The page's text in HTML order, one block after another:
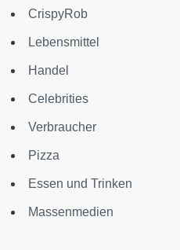
CrispyRob
Lebensmittel
Handel
Celebrities
Verbraucher
Pizza
Essen und Trinken
Massenmedien